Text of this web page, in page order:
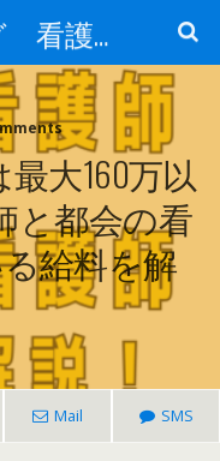
ナースマンブログ 看護に関わるすべての方へ
大160万以
と都会の看
給料を解
Mail SMS